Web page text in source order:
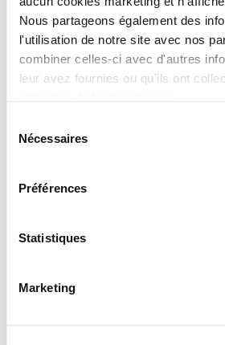
Nous partageons également des
l'utilisation de notre site avec nos
combiner celles-ci avec d'autres
leur avez fournies ou qu'ils ont
Nécessaires
Préférences
Statistiques
Marketing
Précédent
PRÉCÉDENT
Newsletter